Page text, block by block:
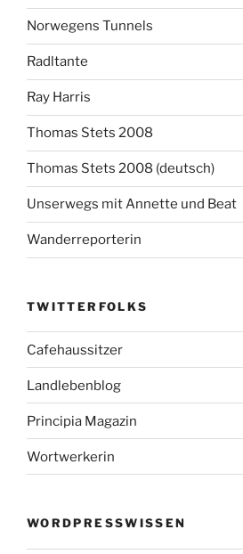
Norwegens Tunnels
Radltante
Ray Harris
Thomas Stets 2008
Thomas Stets 2008 (deutsch)
Unserwegs mit Annette und Beat
Wanderreporterin
TWITTERFOLKS
Cafehaussitzer
Landlebenblog
Principia Magazin
Wortwerkerin
WORDPRESSWISSEN